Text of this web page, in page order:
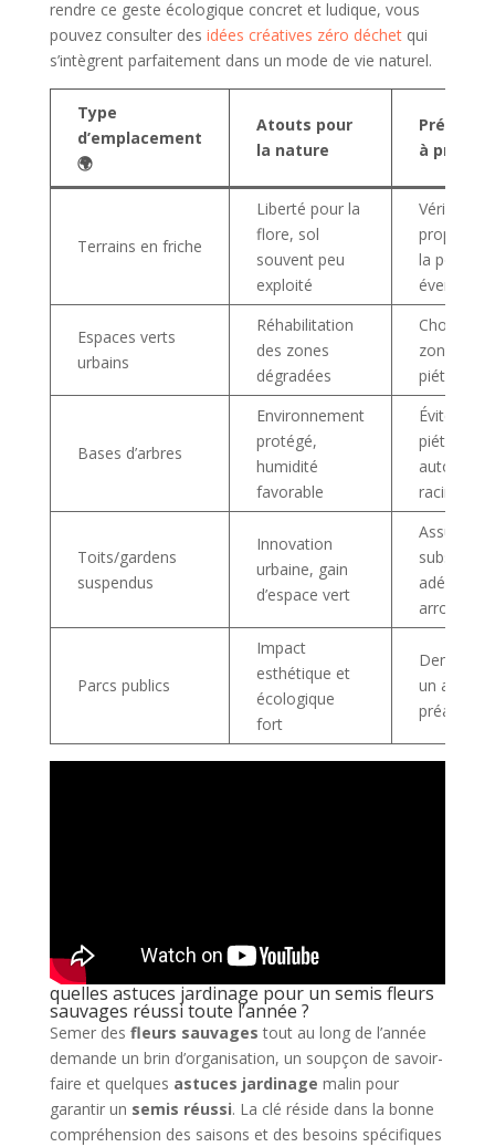
rendre ce geste écologique concret et ludique, vous
pouvez consulter des idées créatives zéro déchetqui
s’intègrent parfaitement dans un mode de vie naturel.
Type
d’emplacement
🌍
Atouts pour
la nature
à prendre
Terrains en friche
Liberté pour la
flore, sol
souvent peu
exploité
Vérifier la
propriété
la
éventuelle
Espaces verts
urbains
Réhabilitation
des zones
dégradées
Choisir
zones non
piétinées
Bases d’arbres
Environnement
protégé,
humidité
favorable
Éviter de
piétiner
autour des
racines
Toits/gardens
suspendus
Innovation
urbaine, gain
d’espace vert
Assurer un
substrat
adéquat et
arrosage
Parcs publics
Impact
esthétique et
écologique
fort
Demander
un accord
préalable
quelles astuces jardinage pour un semis fleurs
sauvages réussi toute l’année ?
Semer des fleurs sauvages tout au long de l’année
demande un brin d’organisation, un soupçon de savoir-
faire et quelques astuces jardinage malin pour
garantir un semis réussi. La clé réside dans la bonne
compréhension des saisons et des besoins spécifiques